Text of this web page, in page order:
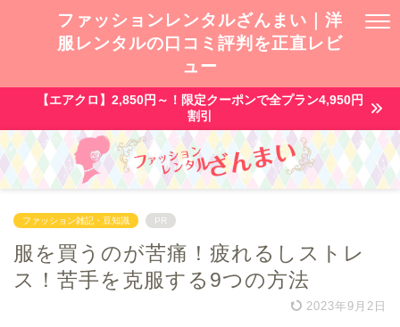
ファッションレンタルざんまい｜洋
服レンタルの口コミ評判を正直レビ
ュー
【エアクロ】2,850円～！限定クーポンで全プラン4,950円
割引
ファッション雑記・豆知識 PR
服を買うのが苦痛！疲れるしストレ
ス！苦手を克服する9つの方法
2023年9月2日